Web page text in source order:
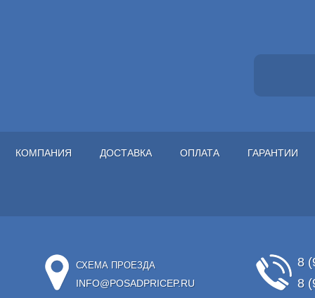
КОМПАНИЯ ДОСТАВКА ОПЛАТА ГАРАНТИИ
СХЕМА ПРОЕЗДА
INFO@POSADPRICEP.RU
8
8